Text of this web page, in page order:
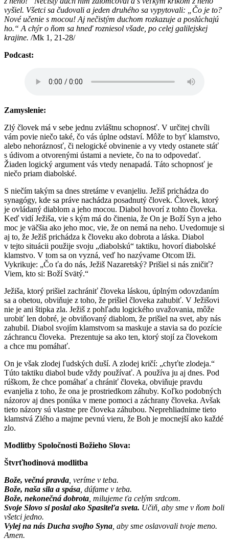
vyšiel. Všetci sa čudovali a jeden druhého sa vypytovali: „Čo je to?
Nové učenie s mocou! Aj nečistým duchom rozkazuje a poslúchajú
ho.“ A chýr o ňom sa hneď rozniesol všade, po celej galilejskej
krajine. /Mk 1, 21-28/
Podcast:
Zamyslenie:
Zlý človek má v sebe jednu zvláštnu schopnosť. V určitej chvíli
vám povie niečo také, čo vás úplne odstaví. Môže to byť klamstvo,
alebo nehoráznosť, či nelogické obvinenie a vy vtedy ostanete stáť
s údivom a otvorenými ústami a neviete, čo na to odpovedať.
Žiaden logický argument vás vtedy nenapadá. Táto schopnosť je
niečo priam diabolské.
S niečím takým sa dnes stretáme v evanjeliu. Ježiš prichádza do
synagógy, kde sa práve nachádza posadnutý človek. Človek, ktorý
je ovládaný diablom a jeho mocou. Diabol hovorí z tohto človeka.
Keď vidí Ježiša, vie s kým má do činenia, že On je Boží Syn a jeho
moc je väčšia ako jeho moc, vie, že on nemá na neho. Uvedomuje si
aj to, že Ježiš prichádza k človeku ako dobrota a láska. Diabol
v tejto situácii použije svoju „diabolskú“ taktiku, hovorí diabolské
klamstvo. V tom sa on vyzná, veď ho nazývame Otcom lži.
Vykrikuje: „Čo ťa do nás, Ježiš Nazaretský? Prišiel si nás zničiť?
Viem, kto si: Boží Svätý.“
Ježiša, ktorý prišiel zachrániť človeka láskou, úplným odovzdaním
sa a obetou, obviňuje z toho, že prišiel človeka zahubiť. V Ježišovi
nie je ani štipka zla. Ježiš z pohľadu logického uvažovania, môže
urobiť len dobré, je obviňovaný diablom, že prišiel na svet, aby nás
zahubil. Diabol svojím klamstvom sa maskuje a stavia sa do pozície
záchrancu človeka. Prezentuje sa ako ten, ktorý stojí za človekom
a chce mu pomáhať.
On je však zlodej ľudských duší. A zlodej kričí: „chyťte zlodeja.“
Túto taktiku diabol bude vždy používať. A používa ju aj dnes. Pod
rúškom, že chce pomáhať a chrániť človeka, obviňuje pravdu
evanjelia z toho, že ona je prostriedkom záhuby. Koľko podobných
názorov aj dnes ponúka v mene pomoci a záchrany človeka. Avšak
tieto názory sú vlastne pre človeka záhubou. Neprehliadnime tieto
klamstvá Zlého a majme pevnú vieru, že Boh je mocnejší ako každé
zlo.
Modlitby Spoločnosti Božieho Slova:
Štvrťhodinová modlitba
Bože, večná pravda , veríme v teba.
Bože, naša sila a spása , dúfame v teba.
Bože, nekonečná dobrota , milujeme ťa celým srdcom.
Svoje Slovo si poslal ako Spasiteľa sveta. Učiň, aby sme v ňom boli
všetci jedno.
Vylej na nás Ducha svojho Syna , aby sme oslavovali tvoje meno.
Amen.